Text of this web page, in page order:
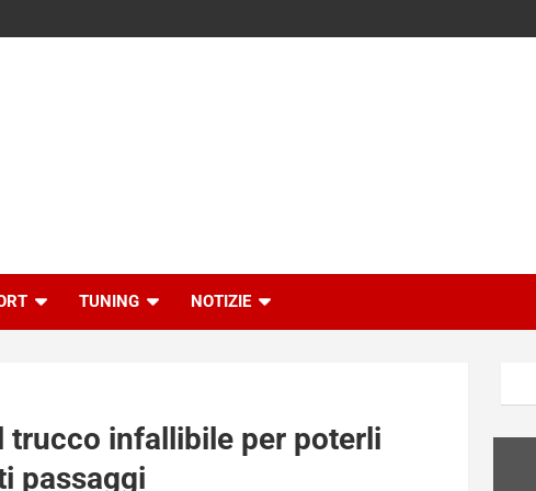
TUNING NOTIZIE
trucco infallibile per poterli
passaggi